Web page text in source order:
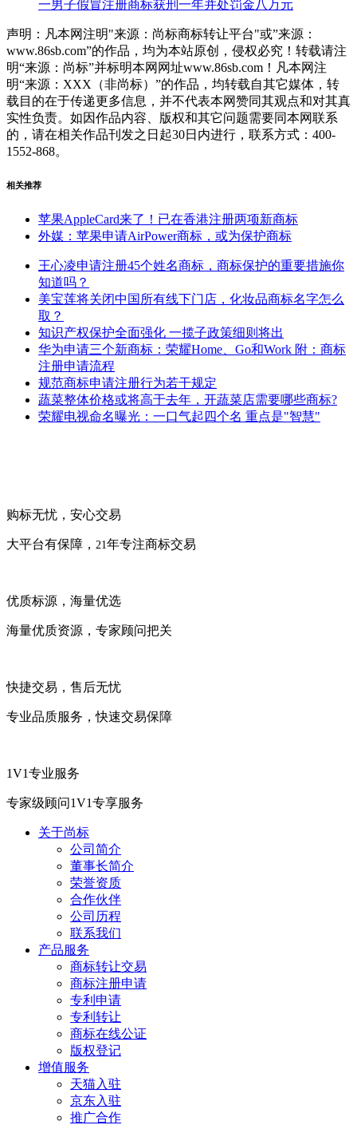
一男子假冒注册商标获刑一年并处罚金八万元
声明：凡本网注明"来源：尚标商标转让平台"或”来源：
www.86sb.com”的作品，均为本站原创，侵权必究！转载请注
明“来源：尚标”并标明本网网址www.86sb.com！凡本网注
明“来源：XXX（非尚标）”的作品，均转载自其它媒体，转
载目的在于传递更多信息，并不代表本网赞同其观点和对其真
实性负责。如因作品内容、版权和其它问题需要同本网联系
的，请在相关作品刊发之日起30日内进行，联系方式：400-
1552-868。
相关推荐
苹果AppleCard来了！已在香港注册两项新商标
外媒：苹果申请AirPower商标，或为保护商标
王心凌申请注册45个姓名商标，商标保护的重要措施你
知道吗？
美宝莲将关闭中国所有线下门店，化妆品商标名字怎么
取？
知识产权保护全面强化 一揽子政策细则将出
华为申请三个新商标：荣耀Home、Go和Work 附：商标
注册申请流程
规范商标申请注册行为若干规定
蔬菜整体价格或将高于去年，开蔬菜店需要哪些商标?
荣耀电视命名曝光：一口气起四个名 重点是"智慧"
购标无忧，安心交易
大平台有保障， 21年专注商标交易
优质标源，海量优选
海量优质资源，专家顾问把关
快捷交易，售后无忧
专业品质服务，快速交易保障
1V1专业服务
专家级顾问1V1专享服务
关于尚标
公司简介
董事长简介
荣誉资质
合作伙伴
公司历程
联系我们
产品服务
商标转让交易
商标注册申请
专利申请
专利转让
商标在线公证
版权登记
增值服务
天猫入驻
京东入驻
推广合作